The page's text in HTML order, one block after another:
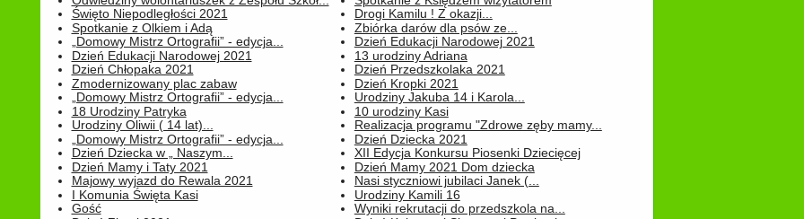
Święto Niepodległości 2021
Spotkanie z Olkiem i Adą
Drogi Kamilu ! Z okazji...
Zbiórka darów dla psów ze...
„Domowy Mistrz Ortografii” - edycja...
Dzień Edukacji Narodowej 2021
Dzień Edukacji Narodowej 2021
13 urodziny Adriana
Dzień Chłopaka 2021
Zmodernizowany plac zabaw
Dzień Przedszkolaka 2021
Dzień Kropki 2021
„Domowy Mistrz Ortografii” - edycja...
18 Urodziny Patryka
Urodziny Jakuba 14 i Karola...
10 urodziny Kasi
Urodziny Oliwii ( 14 lat)...
„Domowy Mistrz Ortografii” - edycja...
Realizacja programu "Zdrowe zęby mamy...
Dzień Dziecka 2021
Dzień Dziecka w „ Naszym...
Dzień Mamy i Taty 2021
XII Edycja Konkursu Piosenki Dziecięcej
Dzień Mamy 2021 Dom dziecka
Majowy wyjazd do Rewala 2021
I Komunia Święta Kasi
Nasi styczniowi jubilaci Janek (...
Urodziny Kamili 16
Gość
Wyniki rekrutacji do przedszkola na...